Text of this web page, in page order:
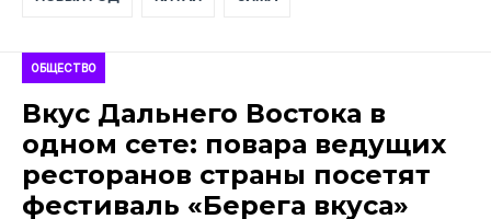
ОБЩЕСТВО
Вкус Дальнего Востока в
одном сете: повара ведущих
ресторанов страны посетят
фестиваль «Берега вкуса»